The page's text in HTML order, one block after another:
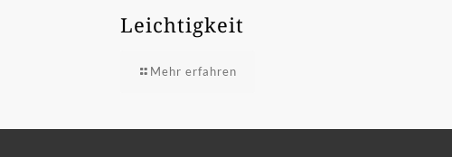
Leichtigkeit
Mehr erfahren